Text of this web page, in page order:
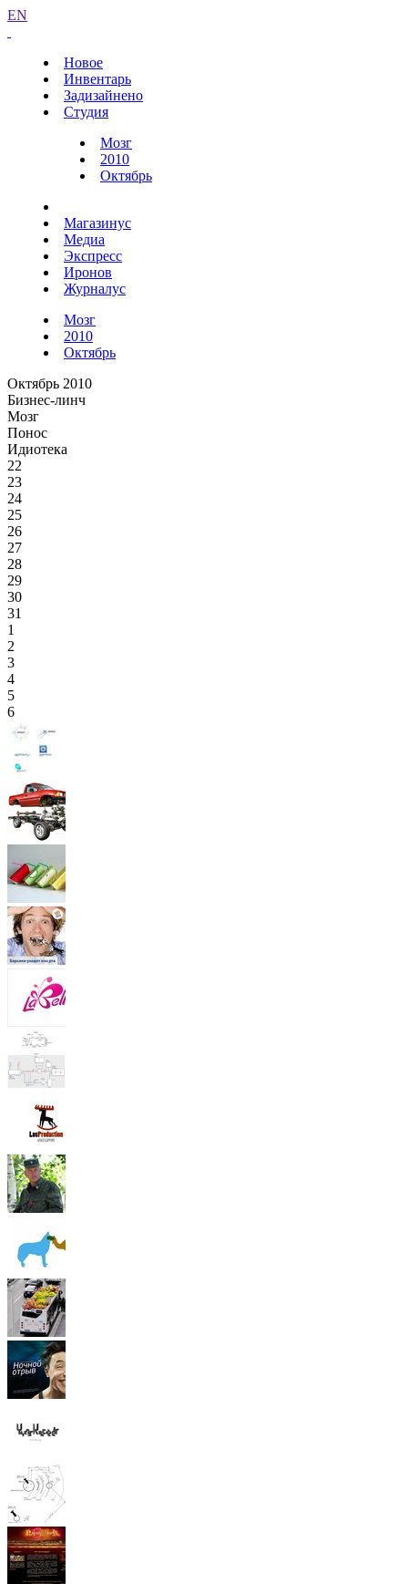
EN
Новое
Инвентарь
Задизайнено
Студия
Мозг
2010
Октябрь
Магазинус
Медиа
Экспресс
Иронов
Журналус
Мозг
2010
Октябрь
Октябрь 2010
Бизнес-линч
Мозг
Понос
Идиотека
22
23
24
25
26
27
28
29
30
31
1
2
3
4
5
6